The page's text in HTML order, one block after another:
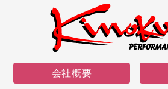
会社概要